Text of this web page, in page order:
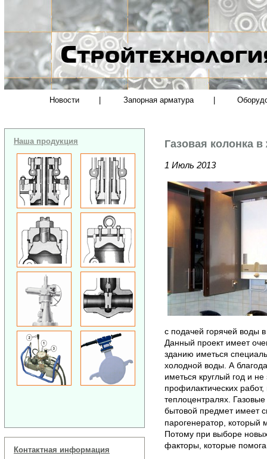
Новости Запорная арматура
Наша продукция
Контактная информация
Газовая колонка
1 Июль 2013
с подачей горячей воды
Данный проект имеет
зданию иметься
холодной воды. А
иметься круглый год и
профилактических
теплоцентралях.
бытовой предмет имеет
парогенератор, который
Потому при выборе новых
факторы, которые